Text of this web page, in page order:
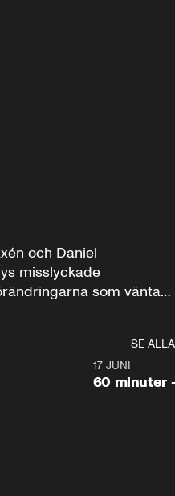
och Daniel
misslyckade
som väntar
SE ALLA
Plus
17 JUNI
60 minuter